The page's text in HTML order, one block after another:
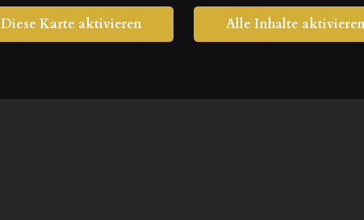
Diese Karte aktivieren Alle Inhalte